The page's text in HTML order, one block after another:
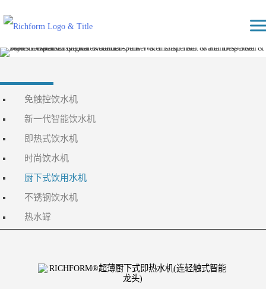
to
content
免触控饮水机
新一代智能饮水机
即热式饮水机
时尚饮水机
厨下式饮用水机
不锈钢饮水机
热水罉